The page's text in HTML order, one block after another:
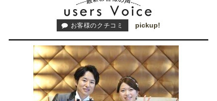
お客様のクチコミ pickup!